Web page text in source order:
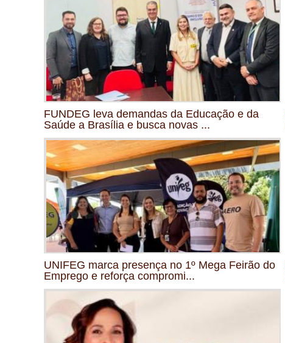
FUNDEG leva demandas da Educação e da
Saúde a Brasília e busca novas ...
UNIFEG marca presença no 1º Mega Feirão do
Emprego e reforça compromi...